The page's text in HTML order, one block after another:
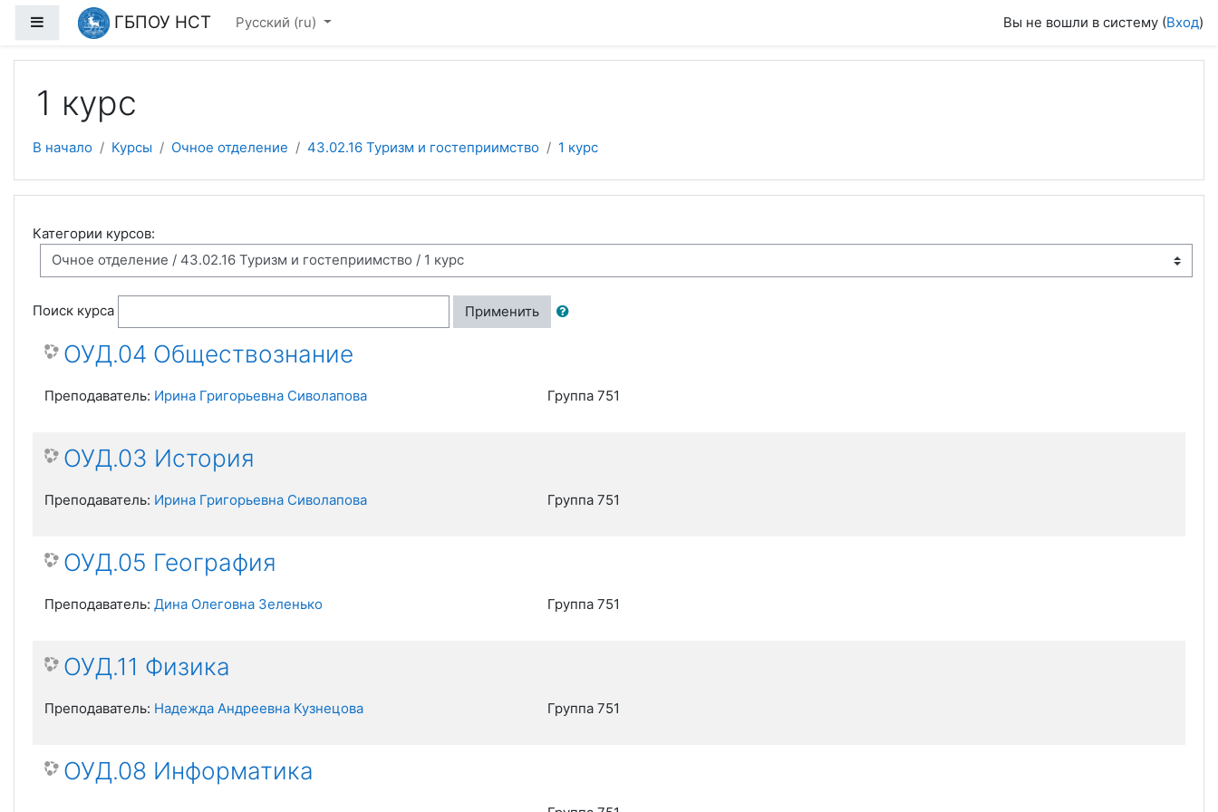
Перейти к основному содержанию
Боковая панельГБПОУ НСТ Русский ‎(ru)‎ Вы не вошли в систему (Вход)
1 курс
В начало Курсы Очное отделение 43.02.16 Туризм и гостеприимство 1 курс
Категории курсов:
Поиск курса Применить
ОУД.04 Обществознание
Группа 751
Преподаватель: Ирина Григорьевна Сиволапова
ОУД.03 История
Группа 751
Преподаватель: Ирина Григорьевна Сиволапова
ОУД.05 География
Группа 751
Преподаватель: Дина Олеговна Зеленько
ОУД.11 Физика
Группа 751
Преподаватель: Надежда Андреевна Кузнецова
ОУД.08 Информатика